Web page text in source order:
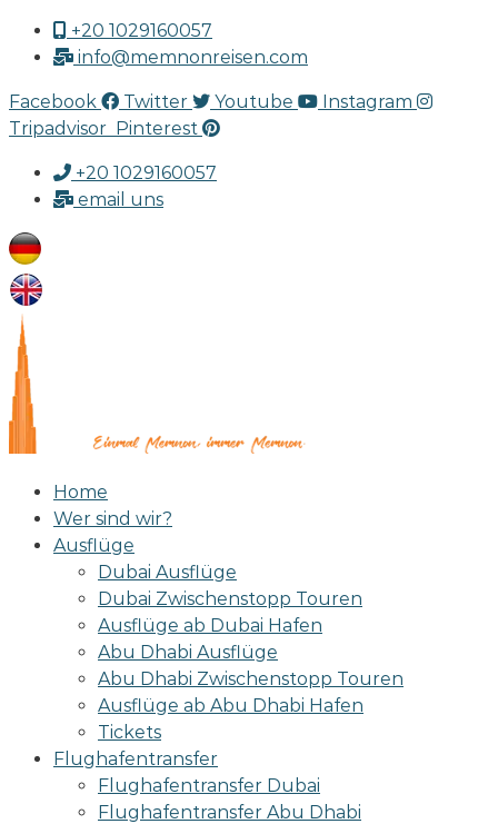
+20 1029160057
info@memnonreisen.com
Facebook Twitter Youtube
Instagram
Tripadvisor Pinterest
+20 1029160057
email uns
Home
Wer sind wir?
Ausflüge
Dubai Ausflüge
Dubai Zwischenstopp Touren
Ausflüge ab Dubai Hafen
Abu Dhabi Ausflüge
Abu Dhabi Zwischenstopp Touren
Ausflüge ab Abu Dhabi Hafen
Tickets
Flughafentransfer
Flughafentransfer Dubai
Flughafentransfer Abu Dhabi